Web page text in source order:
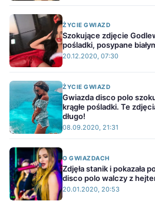
ŻYCIE GWIAZD
Szokujące zdjęcie
pośladki, posypane
20.12.2020, 07:30
ŻYCIE GWIAZD
Gwiazda disco polo
krągłe pośladki. Te
długo!
08.09.2020, 21:31
O GWIAZDACH
Zdjęła stanik i pokazała
disco polo walczy z
20.01.2020, 20:53